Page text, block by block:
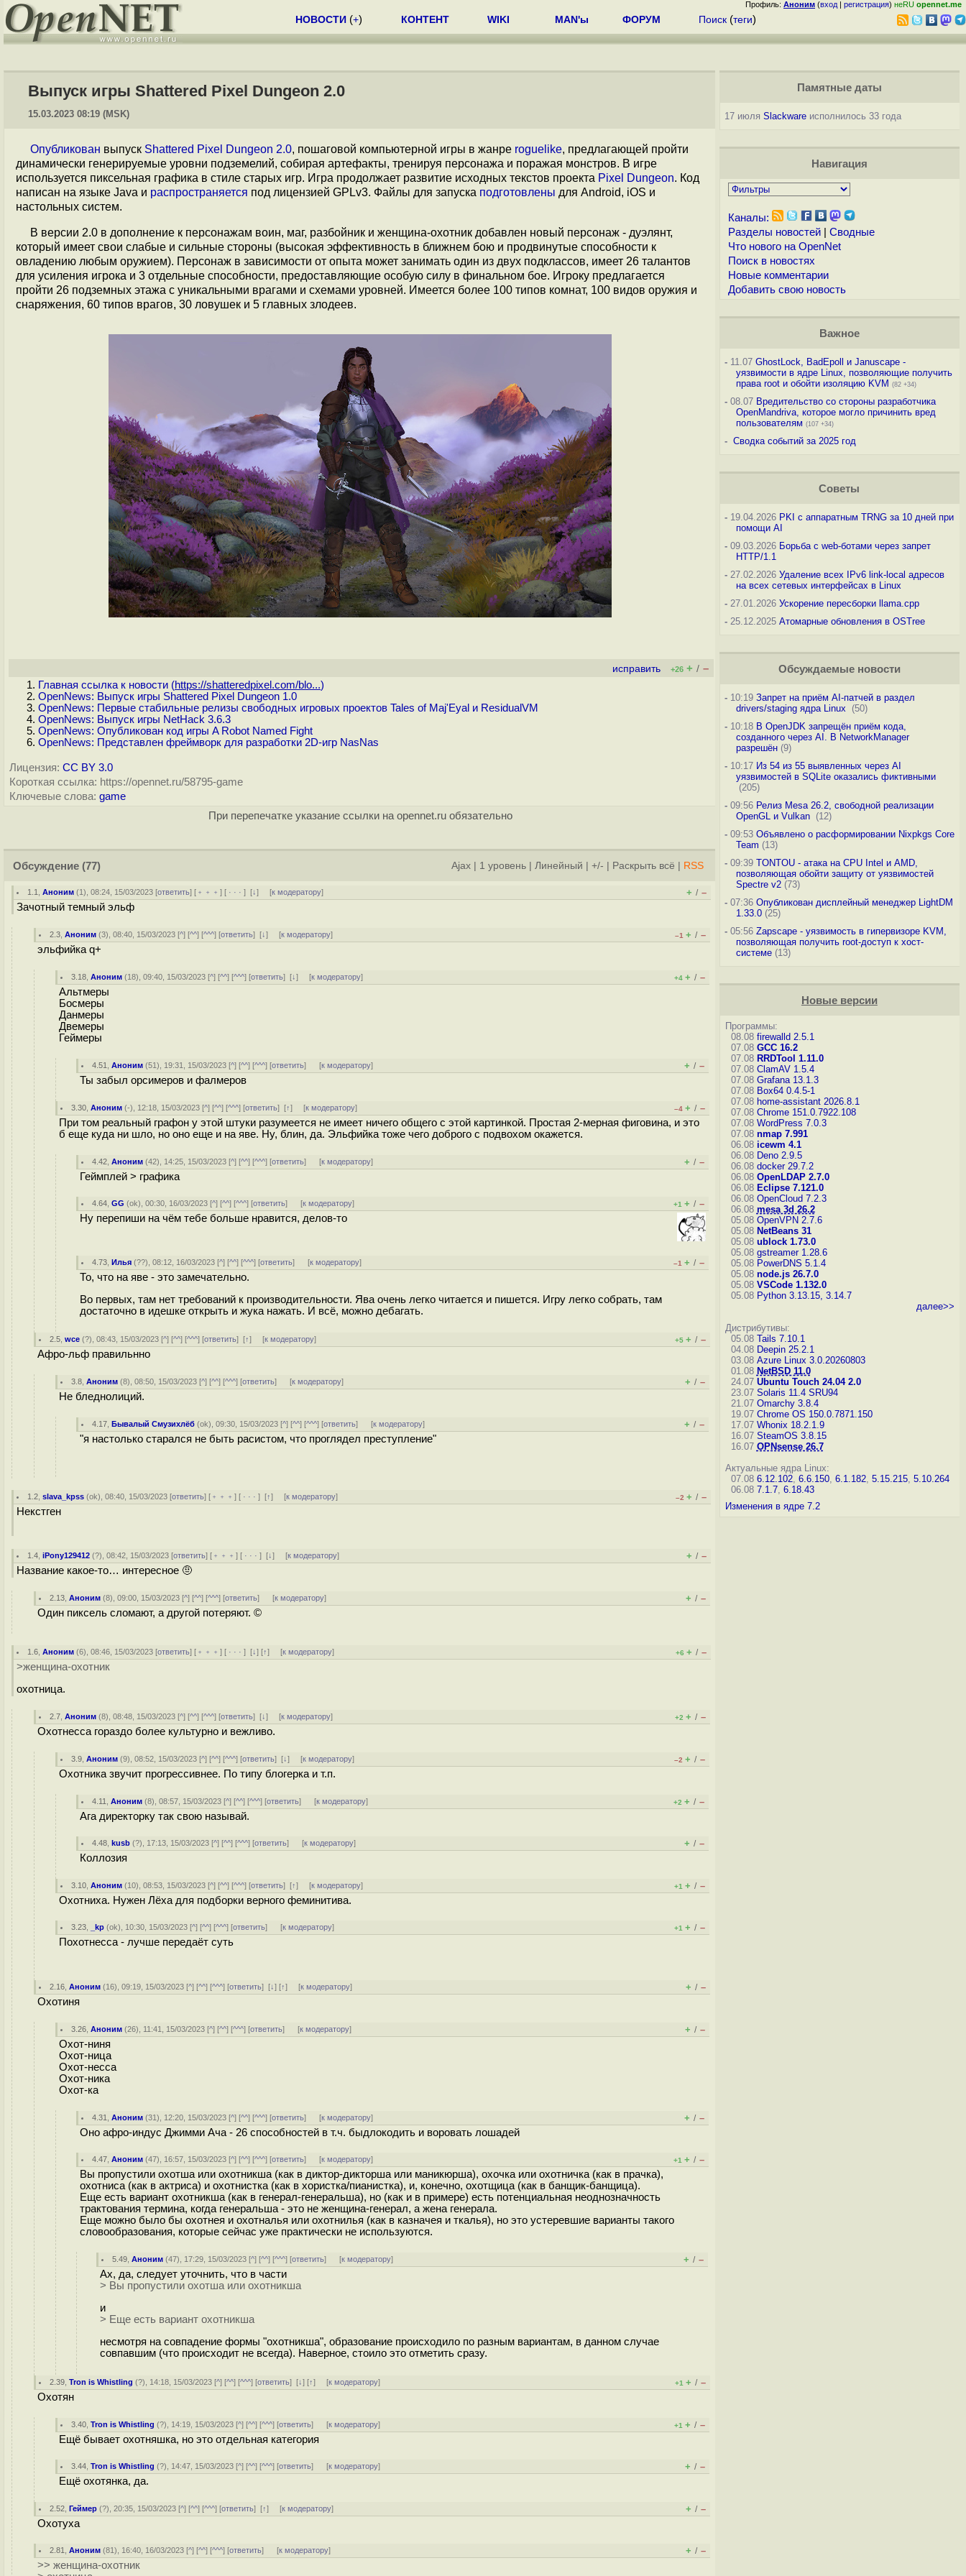
Профиль: Аноним (вход | регистрация) неRU opennet.me
НОВОСТИ (+) КОНТЕНТ WIKI MAN'ы ФОРУМ Поиск (теги)
Выпуск игры Shattered Pixel Dungeon 2.0
15.03.2023 08:19 (MSK)
Опубликован выпуск Shattered Pixel Dungeon 2.0, пошаговой компьютерной игры в жанре roguelike, предлагающей пройти
динамически генерируемые уровни подземелий, собирая артефакты, тренируя персонажа и поражая монстров. В игре
используется пиксельная графика в стиле старых игр. Игра продолжает развитие исходных текстов проекта Pixel Dungeon. Код
написан на языке Java и распространяется под лицензией GPLv3. Файлы для запуска подготовлены для Android, iOS и
настольных систем.
В версии 2.0 в дополнение к персонажам воин, маг, разбойник и женщина-охотник добавлен новый персонаж - дуэлянт,
который имеет свои слабые и сильные стороны (высокая эффективность в ближнем бою и продвинутые способности к
овладению любым оружием). Персонаж в зависимости от опыта может занимать один из двух подклассов, имеет 26 талантов
для усиления игрока и 3 отдельные способности, предоставляющие особую силу в финальном бое. Игроку предлагается
пройти 26 подземных этажа с уникальными врагами и схемами уровней. Имеется более 100 типов комнат, 100 видов оружия и
снаряжения, 60 типов врагов, 30 ловушек и 5 главных злодеев.
исправить +26 + / –
Главная ссылка к новости (https://shatteredpixel.com/blo...)
OpenNews: Выпуск игры Shattered Pixel Dungeon 1.0
OpenNews: Первые стабильные релизы свободных игровых проектов Tales of Maj'Eyal и ResidualVM
OpenNews: Выпуск игры NetHack 3.6.3
OpenNews: Опубликован код игры A Robot Named Fight
OpenNews: Представлен фреймворк для разработки 2D-игр NasNas
Лицензия: CC BY 3.0
Короткая ссылка: https://opennet.ru/58795-game
Ключевые слова: game
При перепечатке указание ссылки на opennet.ru обязательно
Обсуждение (77) Ajax 1 уровень Линейный +/- Раскрыть всё RSS
1.1 ,Аноним (1), 08:24, 15/03/2023 [ответить] [ ﹢﹢﹢] [ · · ·][↓] [к модератору] + / –
Зачотный темный эльф
2.3 ,Аноним (3), 08:40, 15/03/2023 [^] [^^] [^^^] [ответить][↓] [к модератору] –1 + / –
эльфийка q+
3.18 ,Аноним (18), 09:40, 15/03/2023 [^] [^^] [^^^] [ответить][↓] [к модератору] +4 + / –
Альтмеры
Босмеры
Данмеры
Двемеры
Геймеры
4.51 ,Аноним (51), 19:31, 15/03/2023 [^] [^^] [^^^] [ответить] [к модератору] + / –
Ты забыл орсимеров и фалмеров
3.30 ,Аноним (-), 12:18, 15/03/2023 [^] [^^] [^^^] [ответить][↑] [к модератору] –4 + / –
При том реальный графон у этой штуки разумеется не имеет ничего общего с этой картинкой. Простая 2-мерная фиговина, и это
б еще куда ни шло, но оно еще и на яве. Ну, блин, да. Эльфийка тоже чего доброго с подвохом окажется.
4.42 ,Аноним (42), 14:25, 15/03/2023 [^] [^^] [^^^] [ответить] [к модератору] + / –
Геймплей > графика
4.64 ,GG (ok), 00:30, 16/03/2023 [^] [^^] [^^^] [ответить] [к модератору] +1 + / –
Ну перепиши на чём тебе больше нравится, делов-то
4.73 ,Илья (??), 08:12, 16/03/2023 [^] [^^] [^^^] [ответить] [к модератору] –1 + / –
То, что на яве - это замечательно.
Во первых, там нет требований к производительности. Ява очень легко читается и пишется. Игру легко собрать, там
достаточно в идешке открыть и жука нажать. И всё, можно дебагать.
2.5 ,wce (?), 08:43, 15/03/2023 [^] [^^] [^^^] [ответить][↑] [к модератору] +5 + / –
Афро-льф правильнно
3.8 ,Аноним (8), 08:50, 15/03/2023 [^] [^^] [^^^] [ответить] [к модератору] + / –
Не бледнолиций.
4.17 ,Бывалый Смузихлёб (ok), 09:30, 15/03/2023 [^] [^^] [^^^] [ответить] [к модератору] + / –
"я настолько старался не быть расистом, что проглядел преступление"
1.2 ,slava_kpss (ok), 08:40, 15/03/2023 [ответить] [ ﹢﹢﹢] [ · · ·][↑] [к модератору] –2 + / –
Некстген
1.4 ,iPony129412 (?), 08:42, 15/03/2023 [ответить] [ ﹢﹢﹢] [ · · ·][↓] [к модератору] + / –
Название какое-то… интересное 🤨
2.13 ,Аноним (8), 09:00, 15/03/2023 [^] [^^] [^^^] [ответить] [к модератору] + / –
Один пиксель сломают, а другой потеряют. ©
1.6 ,Аноним (6), 08:46, 15/03/2023 [ответить] [ ﹢﹢﹢] [ · · ·][↓] [↑] [к модератору] +6 + / –
>женщина-охотник
охотница.
2.7 ,Аноним (8), 08:48, 15/03/2023 [^] [^^] [^^^] [ответить][↓] [к модератору] +2 + / –
Охотнесса гораздо более культурно и вежливо.
3.9 ,Аноним (9), 08:52, 15/03/2023 [^] [^^] [^^^] [ответить][↓] [к модератору] –2 + / –
Охотника звучит прогрессивнее. По типу блогерка и т.п.
4.11 ,Аноним (8), 08:57, 15/03/2023 [^] [^^] [^^^] [ответить] [к модератору] +2 + / –
Ага директорку так свою называй.
4.48 ,kusb (?), 17:13, 15/03/2023 [^] [^^] [^^^] [ответить] [к модератору] + / –
Коллозия
3.10 ,Аноним (10), 08:53, 15/03/2023 [^] [^^] [^^^] [ответить][↑] [к модератору] +1 + / –
Охотниха. Нужен Лёха для подборки верного феминитива.
3.23 _kp (ok), 10:30, 15/03/2023 [^] [^^] [^^^] [ответить] [к модератору] +1 + / –
Похотнесса - лучше передаёт суть
2.16 ,Аноним (16), 09:19, 15/03/2023 [^] [^^] [^^^] [ответить][↓] [↑] [к модератору] + / –
Охотиня
3.26 ,Аноним (26), 11:41, 15/03/2023 [^] [^^] [^^^] [ответить] [к модератору] + / –
Охот-ниня
Охот-ница
Охот-несса
Охот-ника
Охот-ка
4.31 ,Аноним (31), 12:20, 15/03/2023 [^] [^^] [^^^] [ответить] [к модератору] + / –
Оно афро-индус Джимми Ача - 26 способностей в т.ч. быдлокодить и воровать лошадей
4.47 ,Аноним (47), 16:57, 15/03/2023 [^] [^^] [^^^] [ответить] [к модератору] +1 + / –
Вы пропустили охотша или охотникша (как в диктор-дикторша или маникюрша), охочка или охотничка (как в прачка),
охотниса (как в актриса) и охотнистка (как в хористка/пианистка), и, конечно, охотщица (как в банщик-банщица).
Еще есть вариант охотникша (как в генерал-генеральша), но (как и в примере) есть потенциальная неоднозначность
трактования термина, когда генеральша - это не женщина-генерал, а жена генерала.
Еще можно было бы охотнея и охотналья или охотнилья (как в казначея и ткалья), но это устеревшие варианты такого
словообразования, которые сейчас уже практически не используются.
5.49 ,Аноним (47), 17:29, 15/03/2023 [^] [^^] [^^^] [ответить] [к модератору] + / –
Ах, да, следует уточнить, что в части
> Вы пропустили охотша или охотникша
и
> Еще есть вариант охотникша
несмотря на совпадение формы "охотникша", образование происходило по разным вариантам, в данном случае
совпавшим (что происходит не всегда). Наверное, стоило это отметить сразу.
2.39 ,Tron is Whistling (?), 14:18, 15/03/2023 [^] [^^] [^^^] [ответить][↓] [↑] [к модератору] +1 + / –
Охотян
3.40 ,Tron is Whistling (?), 14:19, 15/03/2023 [^] [^^] [^^^] [ответить] [к модератору] +1 + / –
Ещё бывает охотняшка, но это отдельная категория
3.44 ,Tron is Whistling (?), 14:47, 15/03/2023 [^] [^^] [^^^] [ответить] [к модератору] + / –
Ещё охотянка, да.
2.52 ,Геймер (?), 20:35, 15/03/2023 [^] [^^] [^^^] [ответить][↑] [к модератору] + / –
Охотуха
2.81 ,Аноним (81), 16:40, 16/03/2023 [^] [^^] [^^^] [ответить] [к модератору] + / –
>> женщина-охотник
Памятные даты
17 июля Slackwareисполнилось 33 года
Навигация
Каналы:
Разделы новостей| Сводные
Что нового на OpenNet
Поиск в новостях
Новые комментарии
Добавить свою новость
Важное
-11.07 GhostLock, BadEpoll и Januscape -
уязвимости в ядре Linux, позволяющие получить
права root и обойти изоляцию KVM (82 +34)
-08.07 Вредительство со стороны разработчика
OpenMandriva, которое могло причинить вред
пользователям (107 +34)
- Сводка событий за 2025 год
Советы
-19.04.2026 PKI с аппаратным TRNG за 10 дней при
помощи AI
-09.03.2026 Борьба с web-ботами через запрет
HTTP/1.1
-27.02.2026 Удаление всех IPv6 link-local адресов
на всех сетевых интерфейсах в Linux
-27.01.2026 Ускорение пересборки llama.cpp
-25.12.2025 Атомарные обновления в OSTree
Обсуждаемые новости
-10:19 Запрет на приём AI-патчей в раздел
drivers/staging ядра Linux
(50)
-10:18 В OpenJDK запрещён приём кода,
созданного через AI. В NetworkManager
разрешён(9)
-10:17 Из 54 из 55 выявленных через AI
уязвимостей в SQLite оказались фиктивными
(205)
-09:56 Релиз Mesa 26.2, свободной реализации
OpenGL и Vulkan (12)
-09:53 Объявлено о расформировании Nixpkgs Core
Team (13)
-09:39 TONTOU - атака на CPU Intel и AMD,
позволяющая обойти защиту от уязвимостей
Spectre v2(73)
-07:36 Опубликован дисплейный менеджер LightDM
1.33.0(25)
-05:56 Zapscape - уязвимость в гипервизоре KVM,
позволяющая получить root-доступ к хост-
системе(13)
Новые версии
Программы:
08.08 firewalld 2.5.1
07.08 GCC 16.2
07.08 RRDTool 1.11.0
07.08 ClamAV 1.5.4
07.08 Grafana 13.1.3
07.08 Box64 0.4.5-1
07.08 home-assistant 2026.8.1
07.08 Chrome 151.0.7922.108
07.08 WordPress 7.0.3
07.08 nmap 7.991
06.08 icewm 4.1
06.08 Deno 2.9.5
06.08 docker 29.7.2
06.08 OpenLDAP 2.7.0
06.08 Eclipse 7.121.0
06.08 OpenCloud 7.2.3
06.08 mesa 3d 26.2
05.08 OpenVPN 2.7.6
05.08 NetBeans 31
05.08 ublock 1.73.0
05.08 gstreamer 1.28.6
05.08 PowerDNS 5.1.4
05.08 node.js 26.7.0
05.08 VSCode 1.132.0
05.08 Python 3.13.15, 3.14.7
далее>>
Дистрибутивы:
05.08 Tails 7.10.1
04.08 Deepin 25.2.1
03.08 Azure Linux 3.0.20260803
01.08 NetBSD 11.0
24.07 Ubuntu Touch 24.04 2.0
23.07 Solaris 11.4 SRU94
21.07 Omarchy 3.8.4
19.07 Chrome OS 150.0.7871.150
17.07 Whonix 18.2.1.9
16.07 SteamOS 3.8.15
16.07 OPNsense 26.7
Актуальные ядра Linux:
07.08 6.12.102, 6.6.150, 6.1.182, 5.15.215, 5.10.264
06.08 7.1.7, 6.18.43
Изменения в ядре 7.2